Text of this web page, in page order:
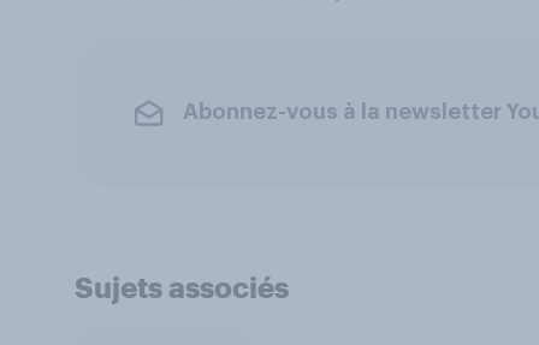
Abonnez-vous à la newsletter
Sujets associés